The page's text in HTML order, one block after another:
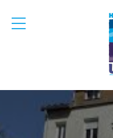
menu